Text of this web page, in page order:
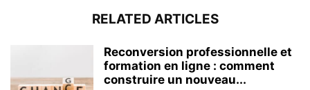
RELATED ARTICLES
Reconversion professionnelle et
formation en ligne : comment
construire un nouveau...